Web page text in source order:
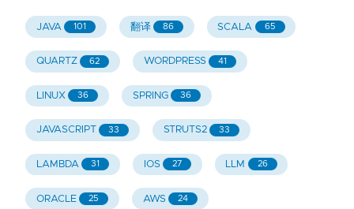
JAVA 101 翻译 86 SCALA 65
QUARTZ 62 WORDPRESS 41
LINUX 36 SPRING 36
JAVASCRIPT 33 STRUTS2 33
LAMBDA 31 IOS 27 LLM 26
ORACLE 25 AWS 24